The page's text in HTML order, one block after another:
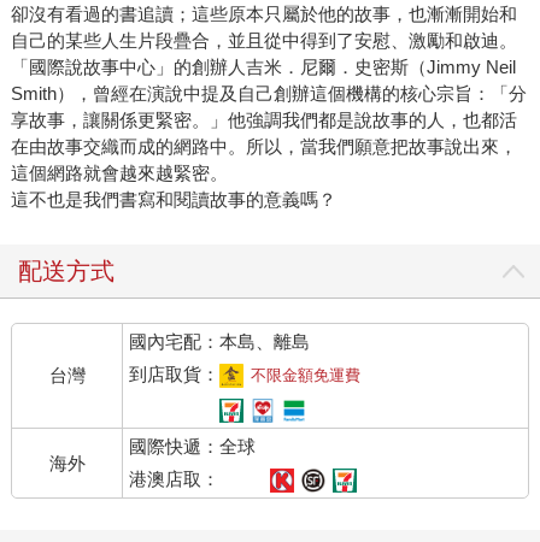
卻沒有看過的書追讀；這些原本只屬於他的故事，也漸漸開始和
自己的某些人生片段疊合，並且從中得到了安慰、激勵和啟迪。
「國際說故事中心」的創辦人吉米．尼爾．史密斯（Jimmy Neil
Smith），曾經在演說中提及自己創辦這個機構的核心宗旨：「分
享故事，讓關係更緊密。」他強調我們都是說故事的人，也都活
在由故事交織而成的網路中。所以，當我們願意把故事說出來，
這個網路就會越來越緊密。
這不也是我們書寫和閱讀故事的意義嗎？
配送方式
台灣
國內宅配：本島、離島
到店取貨：
不限金額免運費
海外
國際快遞：全球
港澳店取：